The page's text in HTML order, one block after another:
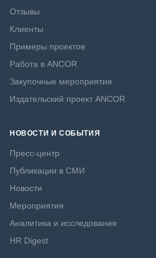
Отзывы
Клиенты
Примеры проектов
Работа в ANCOR
Закупочные мероприятия
Издательский проект ANCOR
НОВОСТИ И СОБЫТИЯ
Пресс-центр
Публикации в СМИ
Новости
Мероприятия
Аналитика и исследования
HR Digest